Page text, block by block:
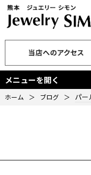
メニューを開く
ホーム ＞ ブログ ＞ パ